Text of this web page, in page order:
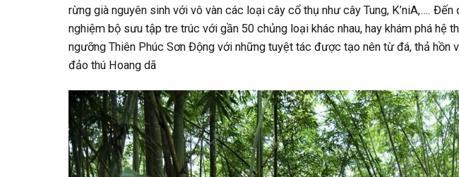
rừng già nguyên sinh với vô vàn các loại cây cổ thụ như cây Tung, K’niA,….
nghiệm bộ sưu tập tre trúc với gần 50 chủng loại khác nhau, hay khám phá hệ
ngưỡng Thiên Phúc Sơn Động với những tuyệt tác được tạo nên từ đá, thả hồn
đảo thú Hoang dã